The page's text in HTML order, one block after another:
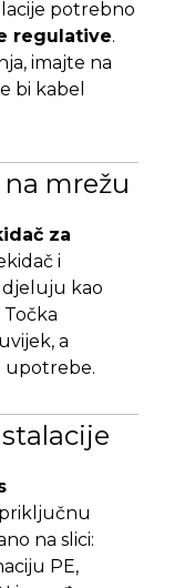
potrebno
regulative.
imajte na
bi kabel
mrežu
za
i
djeluju kao
a
upotrebe.
na slici:
PE,